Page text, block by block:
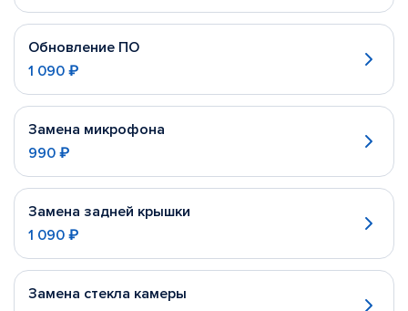
Обновление ПО
1 090 ₽
Замена микрофона
990 ₽
Замена задней крышки
1 090 ₽
Замена стекла камеры